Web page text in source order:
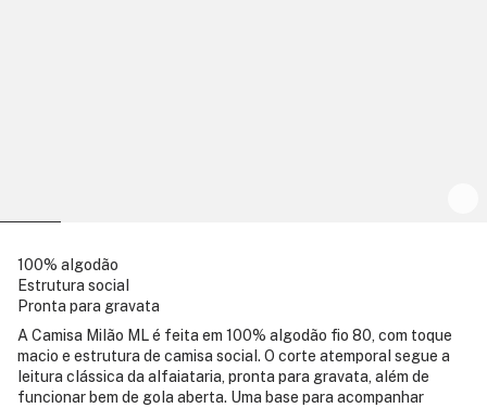
100% algodão
Estrutura social
Pronta para gravata
A Camisa Milão ML é feita em 100% algodão fio 80, com toque
macio e estrutura de camisa social. O corte atemporal segue a
leitura clássica da alfaiataria, pronta para gravata, além de
funcionar bem de gola aberta. Uma base para acompanhar